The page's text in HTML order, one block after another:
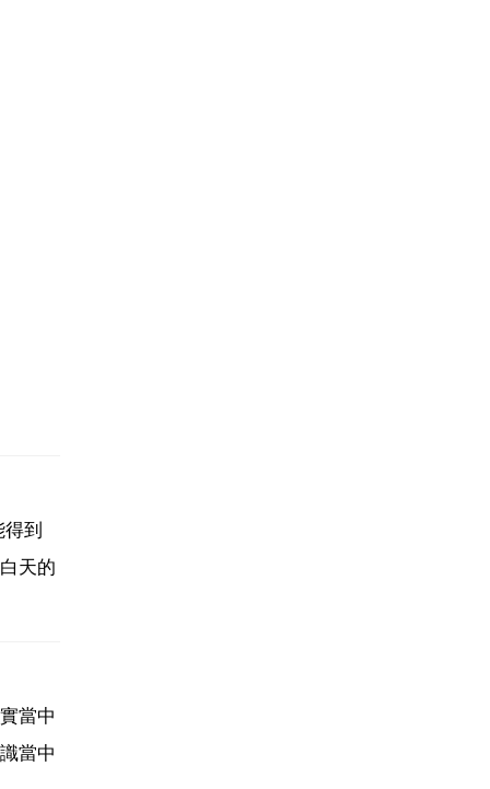
得到
天的
當中
當中